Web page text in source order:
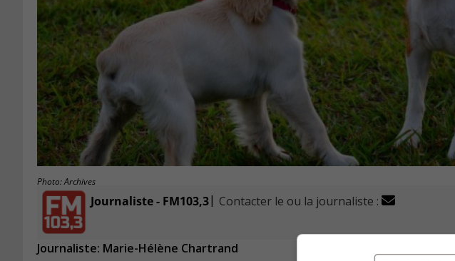
Photo: Archives
Journaliste - FM103,3| Contacter le ou la journaliste :
Journaliste: Marie-Hélène Chartrand